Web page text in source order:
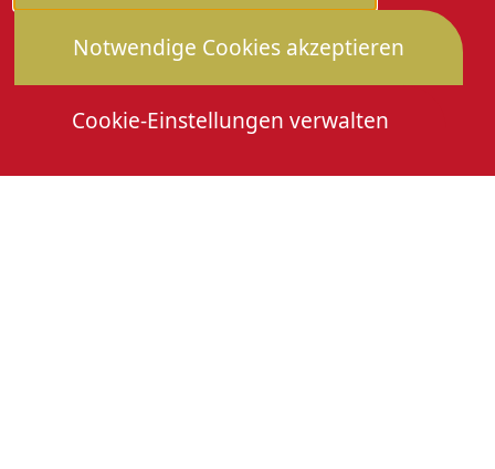
Notwendige Cookies akzeptieren
Cookie-Einstellungen verwalten